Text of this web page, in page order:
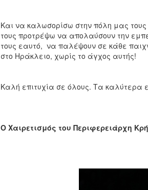
Και να καλωσορίσω στην πόλη μας
τους προτρέψω να απολαύσουν την
τους εαυτό, να παλέψουν σε κάθε
στο Ηράκλειο, χωρίς το άγχος αυτής!
Καλή επιτυχία σε όλους. Τα καλύτερα
Ο Χαιρετισμός του Περιφερειάρχη